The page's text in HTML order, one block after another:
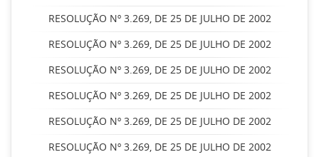
RESOLUÇÃO Nº 3.269, DE 25 DE JULHO DE 2002
RESOLUÇÃO Nº 3.269, DE 25 DE JULHO DE 2002
RESOLUÇÃO Nº 3.269, DE 25 DE JULHO DE 2002
RESOLUÇÃO Nº 3.269, DE 25 DE JULHO DE 2002
RESOLUÇÃO Nº 3.269, DE 25 DE JULHO DE 2002
RESOLUÇÃO Nº 3.269, DE 25 DE JULHO DE 2002